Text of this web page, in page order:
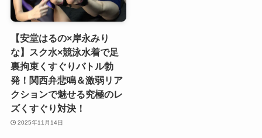
【安堂はるの×岸永みり
な】スク水×競泳水着で足
裏拘束くすぐりバトル勃
発！関西弁悲鳴＆激弱リア
クションで魅せる究極のレ
ズくすぐり対決！
2025年11月14日